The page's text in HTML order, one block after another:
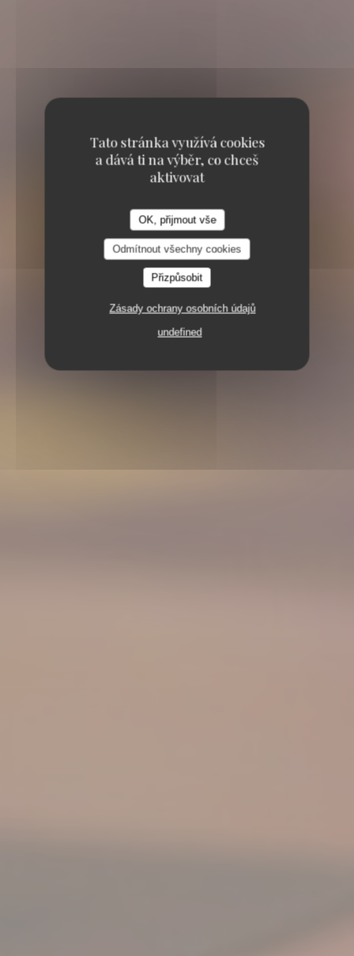
Tato stránka využívá cookies
a dává ti na výběr, co chceš
aktivovat
OK, přijmout vše
Odmítnout všechny cookies
Přizpůsobit
Zásady ochrany osobních údajů
undefined
4 RUE DE TURENNE 75004 PARIS